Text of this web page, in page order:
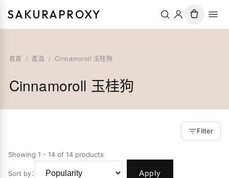
SAKURAPROXY
首頁 / 產品 / Cinnamoroll 玉桂狗
Cinnamoroll 玉桂狗
Filter
Showing 1 - 14 of 14 products
Sort by： Apply